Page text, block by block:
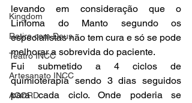
Kingdom
Retiro com Deus
Teatro INCC
Artesanato INCC
ACORD
levando em consideração que o
Linfoma do Manto segundo os
especialistas não tem cura e só se pode
melhorar a sobrevida do paciente.
Fui submetido a 4 ciclos de
quimioterapia sendo 3 dias seguidos
para cada ciclo. Onde poderia se